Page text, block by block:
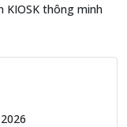
KIOSK thông minh